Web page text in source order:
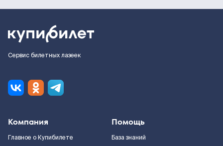
Сервис билетных лазеек
Компания
Главное о Купибилете
Помощь
База знаний